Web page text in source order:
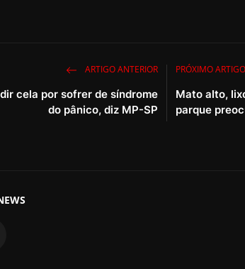
ARTIGO ANTERIOR
cela por sofrer de síndrome
do pânico, diz MP-SP
PRÓXIMO ARTIGO
Mato alto,
parque